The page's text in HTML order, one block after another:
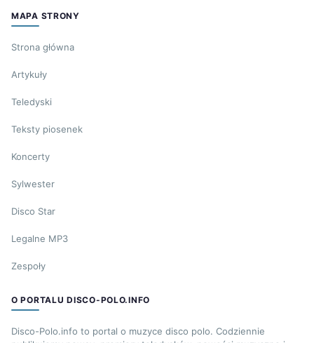
MAPA STRONY
Strona główna
Artykuły
Teledyski
Teksty piosenek
Koncerty
Sylwester
Disco Star
Legalne MP3
Zespoły
O PORTALU DISCO-POLO.INFO
Disco-Polo.info to portal o muzyce disco polo. Codziennie